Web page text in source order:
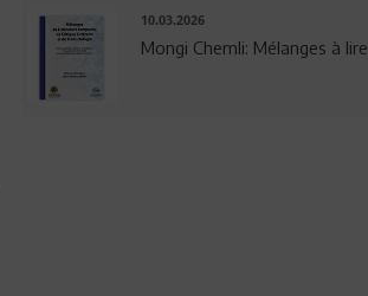
10.03.2026
Mongi Chemli: Mélanges à lire